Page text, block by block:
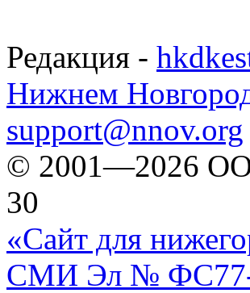
Редакция -
Нижнем
support@nnov.org
© 2001—2026
30
«Сайт для
СМИ Эл № ФС77-